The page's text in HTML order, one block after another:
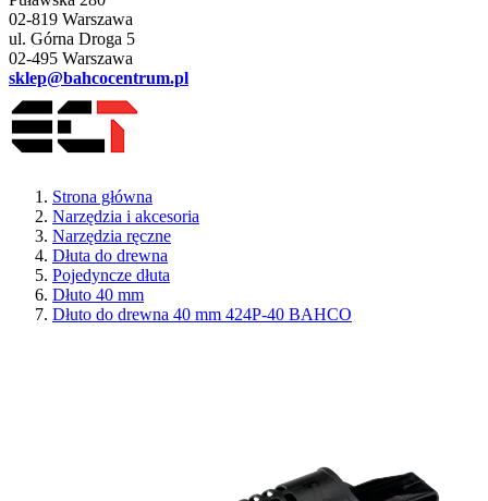
02-819 Warszawa
ul. Górna Droga 5
02-495 Warszawa
sklep@bahcocentrum.pl
Strona główna
Narzędzia i akcesoria
Narzędzia ręczne
Dłuta do drewna
Pojedyncze dłuta
Dłuto 40 mm
Dłuto do drewna 40 mm 424P-40 BAHCO